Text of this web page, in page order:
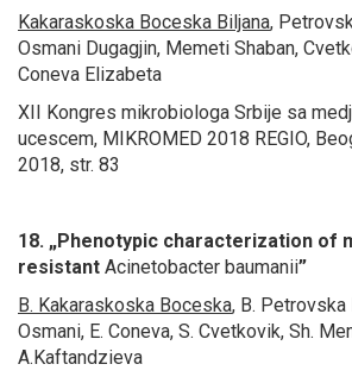
Kakaraskoska Boceska Biljana,
Osmani Dugagjin, Memeti Shaban,
Coneva Elizabeta
XII Kongres mikrobiologa Srbije sa
ucescem, MIKROMED 2018 REGIO,
2018, str. 83
18. „Phenotypic characterization of
resistant Acinetobacter baumanii”
B. Kakaraskoska Boceska, B. Petrovska
Osmani, E. Coneva, S. Cvetkovik, Sh.
A.Kaftandzieva